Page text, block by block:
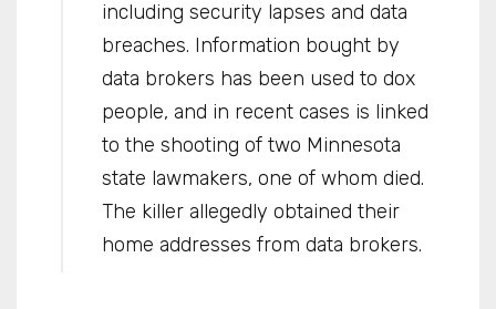
including security lapses and data
breaches. Information bought by
data brokers has been used to dox
people, and in recent cases is linked
to the shooting of two Minnesota
state lawmakers, one of whom died.
The killer allegedly obtained their
home addresses from data brokers.